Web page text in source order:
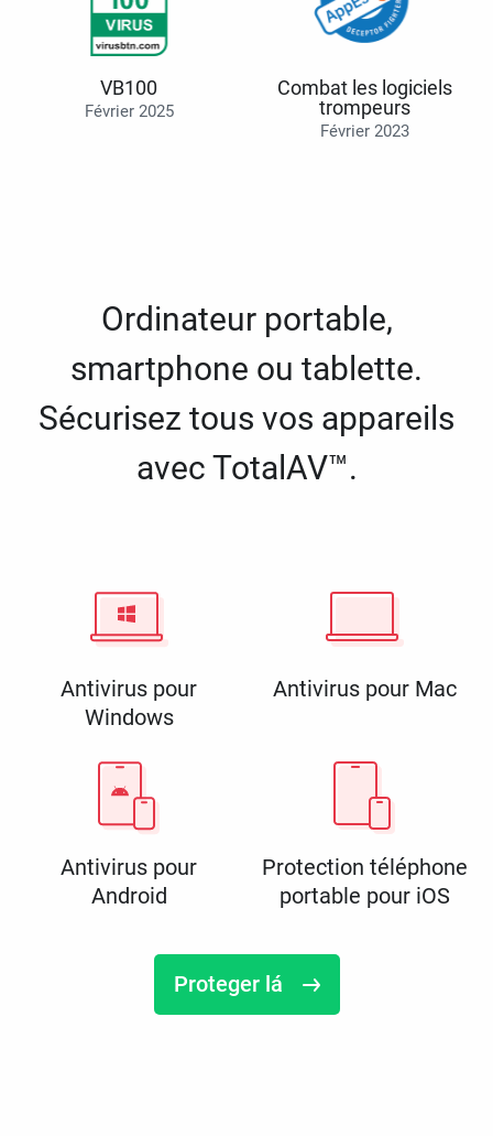
VB100
Février 2025
Combat les logiciels
trompeurs
Février 2023
Ordinateur portable,
smartphone ou tablette.
Sécurisez tous vos appareils
avec TotalAV™.
Antivirus pour
Windows
Antivirus pour Mac
Antivirus pour
Android
Protection téléphone
portable pour iOS
Proteger lá